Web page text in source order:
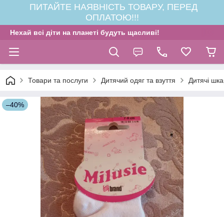
ПИТАЙТЕ НАЯВНІСТЬ ТОВАРУ, ПЕРЕД
ОПЛАТОЮ!!!
Нехай всі діти на планеті будуть щасливі!
Товари та послуги Дитячий одяг та взуття Дитячі
–40%